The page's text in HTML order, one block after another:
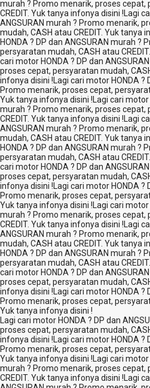
murah ? Promo menarik, proses cepat,
CREDIT. Yuk tanya infonya disini ! Lagi
ANGSURAN murah ? Promo menarik,
mudah, CASH atau CREDIT. Yuk tanya
HONDA ? DP dan ANGSURAN murah
persyaratan mudah, CASH atau
cari motor HONDA ? DP dan
proses cepat, persyaratan mudah,
infonya disini ! Lagi cari motor HONDA ?
Promo menarik, proses cepat,
Yuk tanya infonya disini ! Lagi cari motor
murah ? Promo menarik, proses cepat,
CREDIT. Yuk tanya infonya disini ! Lagi
ANGSURAN murah ? Promo menarik,
mudah, CASH atau CREDIT. Yuk tanya
HONDA ? DP dan ANGSURAN murah
persyaratan mudah, CASH atau
cari motor HONDA ? DP dan
proses cepat, persyaratan mudah,
infonya disini ! Lagi cari motor HONDA ?
Promo menarik, proses cepat,
Yuk tanya infonya disini ! Lagi cari motor
murah ? Promo menarik, proses cepat,
CREDIT. Yuk tanya infonya disini ! Lagi
ANGSURAN murah ? Promo menarik,
mudah, CASH atau CREDIT. Yuk tanya
HONDA ? DP dan ANGSURAN murah
persyaratan mudah, CASH atau
cari motor HONDA ? DP dan
proses cepat, persyaratan mudah,
infonya disini ! Lagi cari motor HONDA ?
Promo menarik, proses cepat,
Yuk tanya infonya disini !
Lagi cari motor HONDA ? DP dan
proses cepat, persyaratan mudah,
infonya disini ! Lagi cari motor HONDA ?
Promo menarik, proses cepat,
Yuk tanya infonya disini ! Lagi cari motor
murah ? Promo menarik, proses cepat,
CREDIT. Yuk tanya infonya disini ! Lagi